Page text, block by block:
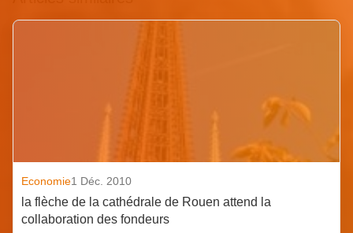
Economie1 Déc. 2010
la flèche de la cathédrale de Rouen attend la
collaboration des fondeurs